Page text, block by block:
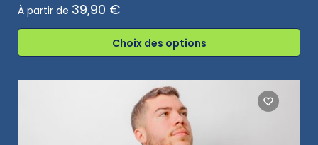
À partir de 39,90 €
Choix des options